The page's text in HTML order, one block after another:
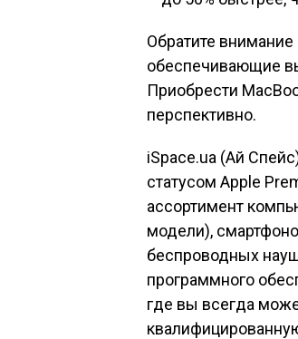
Обратите
обеспечивающие
Приобрести
перспективно.
iSpace.ua (Ай
статусом Apple
ассортимент
модели),
беспроводных
программного
где вы всегда